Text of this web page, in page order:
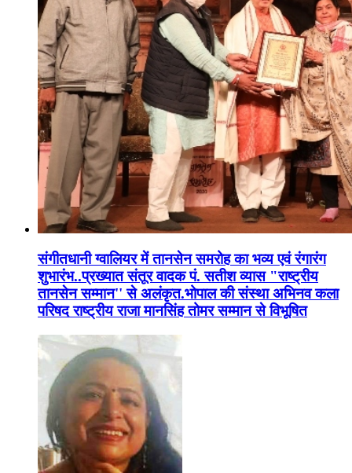
संगीतधानी ग्वालियर में तानसेन समरोह का भव्य एवं रंगारंग
शुभारंभ..प्रख्यात संतूर वादक पं. सतीश व्यास "राष्ट्रीय
तानसेन सम्मान'' से अलंकृत.भोपाल की संस्था अभिनव कला
परिषद राष्ट्रीय राजा मानसिंह तोमर सम्मान से विभूषित